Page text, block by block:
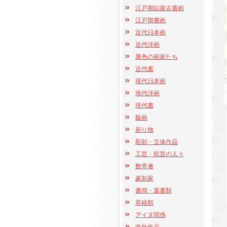
江戸期以前古書画
江戸期書画
近代日本画
近代洋画
異色の画家たち
近代書
現代日本画
現代洋画
現代書
版画
刷り物
彫刻・立体作品
工芸・民芸の人々
数寄者
篆刻家
書簡・葉書類
草稿類
アイヌ関係